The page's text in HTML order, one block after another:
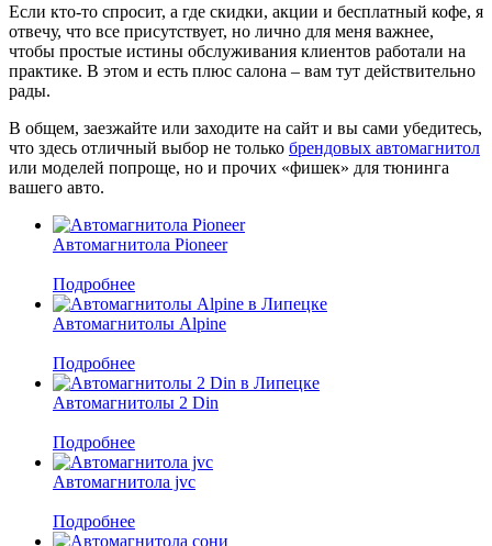
Если кто-то спросит, а где скидки, акции и бесплатный кофе, я
отвечу, что все присутствует, но лично для меня важнее,
чтобы простые истины обслуживания клиентов работали на
практике. В этом и есть плюс салона – вам тут действительно
рады.
В общем, заезжайте или заходите на сайт и вы сами убедитесь,
что здесь отличный выбор не только брендовых автомагнитол
или моделей попроще, но и прочих «фишек» для тюнинга
вашего авто.
Автомагнитола Pioneer
Подробнее
Автомагнитолы Alpine
Подробнее
Автомагнитолы 2 Din
Подробнее
Автомагнитола jvc
Подробнее